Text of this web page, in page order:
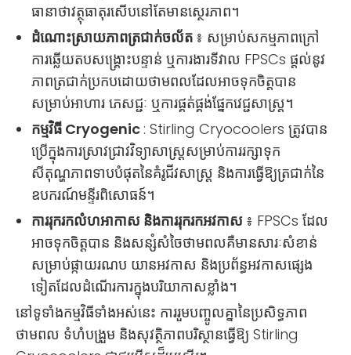
ធានាថាវត្ថុធាតុរសើបនៅតែមានស្ថេរភាព។
ដំណោះស្រាយភាពត្រជាក់ចល័ត ៖ សម្រាប់សកម្មភាពក្រៅ
ការឆ្លើយតបសង្គ្រោះបន្ទាន់ ឬការងារទីវាល FPSCs ផ្តល់នូវ
ភាពត្រជាក់ប្រកបដោយថាមពលដែលអាចទុកចិត្តបាន
សម្រាប់អាហារ ភេសជ្ជៈ ឬការផ្គត់ផ្គង់ផ្នែកវេជ្ជសាស្រ្ត។
កម្មវិធី Cryogenic : Stirling Cryocoolers ត្រូវបាន
ប្រើក្នុងការស្រាវជ្រាវវិទ្យាសាស្ត្រសម្រាប់ការរក្សាទុក
សីតុណ្ហភាពទាបបំផុតនៃគំរូជីវសាស្រ្ត និងការធ្វើឱ្យត្រជាក់នៃ
ឧបករណ៍មន្ទីរពិសោធន៍។
ការរុករកលំហអាកាស និងការរុករកអវកាស ៖ FPSCs ដែល
អាចទុកចិត្តបាន និងសន្សំសំចៃថាមពលគឺមានសារៈសំខាន់
សម្រាប់ផ្កាយរណប យានអវកាស និងប្រព័ន្ធអវកាសផ្សេង
ទៀតដែលដំណើរការក្នុងបរិយាកាសខ្លាំង។
នៅទូទាំងកម្មវិធីទាំងអស់នេះ ការរួមបញ្ចូលគ្នានៃប្រសិទ្ធភាព
ថាមពល ទំហំបង្រួម និងសុវត្ថិភាពបរិស្ថានធ្វើឱ្យ Stirling